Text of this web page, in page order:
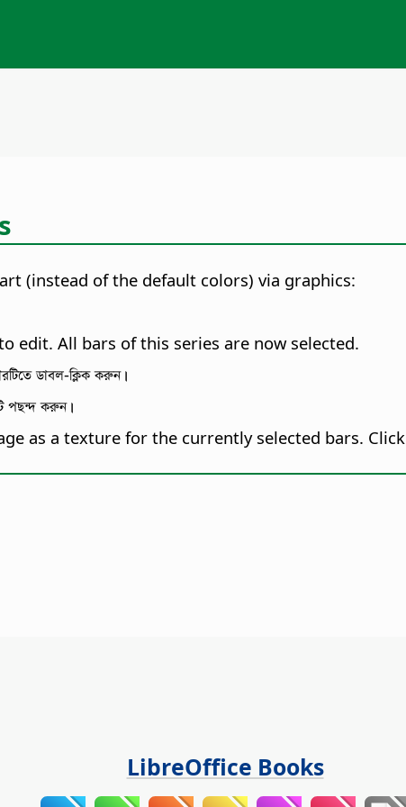
(instead of the default colors) via graphics:
edit. All bars of this series are now selected.
ডাবল-ক্লিক করুন।
পছন্দ করুন।
as a texture for the currently selected bars. Click
LibreOffice Books